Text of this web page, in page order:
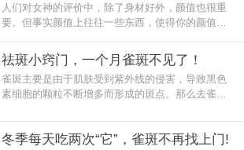
人们对女神的评价中，除了身材好外，颜值也很重
要。但事实颜值上往往一些东西，使得你的颜值严
祛斑小窍门，一个月雀斑不见了！
雀斑主要是由于肌肤受到紫外线的侵害，导致黑色
素细胞的颗粒不断增多而形成的斑点。那么去雀斑
美眉们烦恼万分，下面就来学习
冬季每天吃两次“它”，雀斑不再找上门!